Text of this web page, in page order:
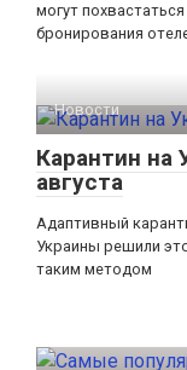
могут
бронирования
Новости
Карантин на
августа
Адаптивный
Украины решили
таким методом